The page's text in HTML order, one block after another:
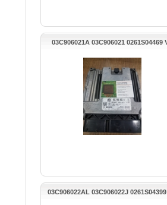
03C906021A 03C906021 0261S04469
03C906022AL 03C906022J